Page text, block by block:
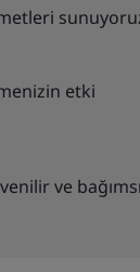
etki
ve